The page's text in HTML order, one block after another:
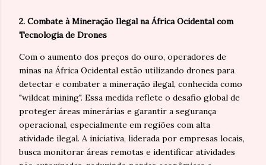
2. Combate à Mineração Ilegal na África Ocidental com
Tecnologia de Drones
Com o aumento dos preços do ouro, operadores de
minas na África Ocidental estão utilizando drones para
detectar e combater a mineração ilegal, conhecida como
"wildcat mining". Essa medida reflete o desafio global de
proteger áreas minerárias e garantir a segurança
operacional, especialmente em regiões com alta
atividade ilegal. A iniciativa, liderada por empresas locais,
busca monitorar áreas remotas e identificar atividades